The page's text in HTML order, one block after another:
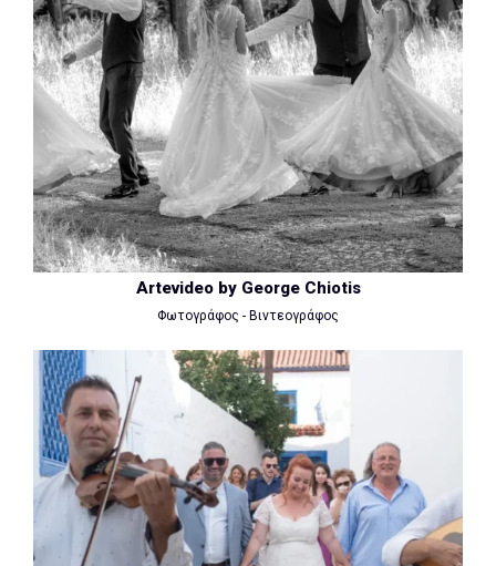
Artevideo by George Chiotis
Φωτογράφος - Βιντεογράφος